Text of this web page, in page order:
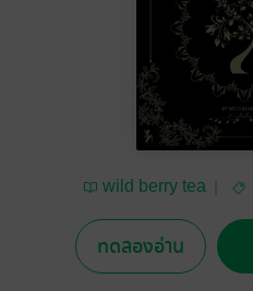
wild berry tea
ทดลองอ่าน